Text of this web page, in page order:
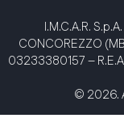
I.M.C.A.R. S.p.A.
CONCOREZZO
03233380157 –
© 2026.